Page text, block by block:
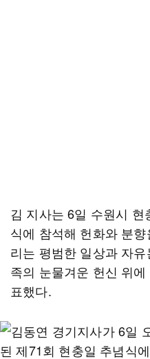
김 지사는 6일 수원시 현
식에 참석해 헌화와 분
리는 평범한 일상과 자
족의 눈물겨운 헌신 위
표했다.